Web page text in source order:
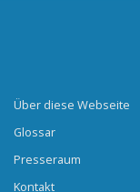
Über diese Webseite
Glossar
Presseraum
Kontakt